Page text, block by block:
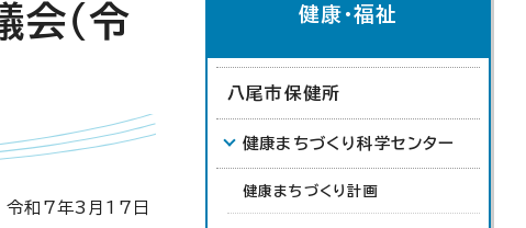
（令
和7年3月17日
健康・福祉
八尾市保健所
健康まちづくり科学センター
健康まちづくり計画